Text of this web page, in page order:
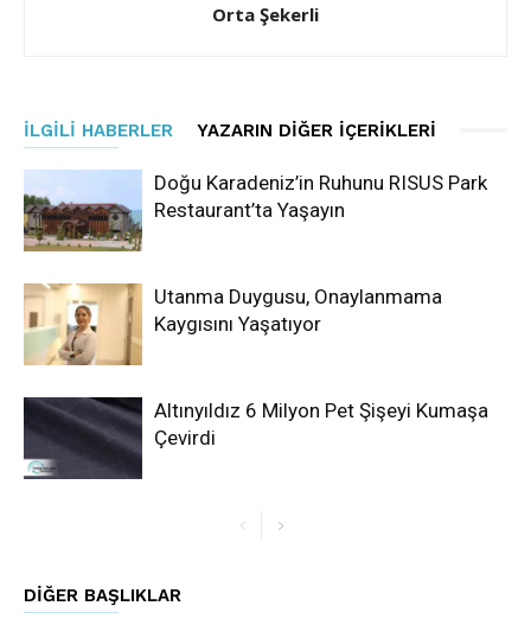
Orta Şekerli
İLGILI HABERLER YAZARIN DIĞER İÇERIKLERI
Doğu Karadeniz’in Ruhunu RISUS Park
Restaurant’ta Yaşayın
Utanma Duygusu, Onaylanmama
Kaygısını Yaşatıyor
Altınyıldız 6 Milyon Pet Şişeyi Kumaşa
Çevirdi
DIĞER BAŞLIKLAR